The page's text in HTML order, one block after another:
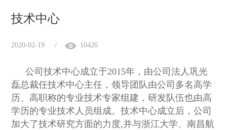
技术中心
2020-02-19 / 10426
公司技术中心成立于2015年，由公司法人巩光
磊总裁任技术中心主任，领导团队由公司多名高学
历、高职称的专业技术专家组建，研发队伍也由高
学历的专业技术人员组成。技术中心成立后，公司
加大了技术研究方面的力度,并与浙江大学、南昌航